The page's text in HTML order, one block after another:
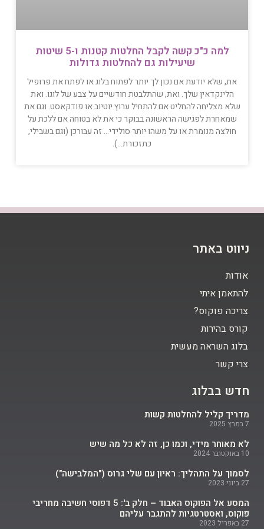
למה כ"כ קשה לקבל החלטות קטנות ו-5 שיטות
שיעילות גם להחלטות גדולות
את, שלא יודעת אם נכון לך יותר לפתוח בלוג או לפתח את פרופיל
הלינקדאין שלך. ואת, שהתלבטת חודשיים על צבע של לוגו. ואת
שלא מצליחה להחליט אם להתחיל ערוץ יוטיוב או פודקאסט. וגם את
שמאחרת לפגישה הראשונה בבוקר כי את לא בטוחה אם ללכת על
חולצה מנומרת או על משהו יותר סולידי… זה עבורכן (וגם בשבילי,
כתזכורת…).
ניווט באתר
אודות
להתאמן איתי
צריכה פוקוס?
קורס בהירות
בלוג השראה מעשית
צרי קשר
חדש בבלוג
מדריך קליל להחלטות קשות
7 במרץ 2025
לא מאוחר מידי, וכמו כן, זה לא כל מה שיש
10 באוקטובר 2024
לסמוך על התהליך: ראיון עם שלי גרוס ("המלבישה")
27 ביוני 2023
המסע אל הפוקוס האבוד – חלק ב': 5 דפוסי חשיבה מחריבי
פוקוס, ואסטרטגיות להתגבר עליהם
27 באפריל 2023